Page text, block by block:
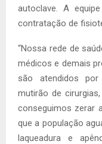
autoclave. A
contratação de
“Nossa rede de
médicos e demais
são atendidos
mutirão de
conseguimos zerar
que a população
laqueadura e